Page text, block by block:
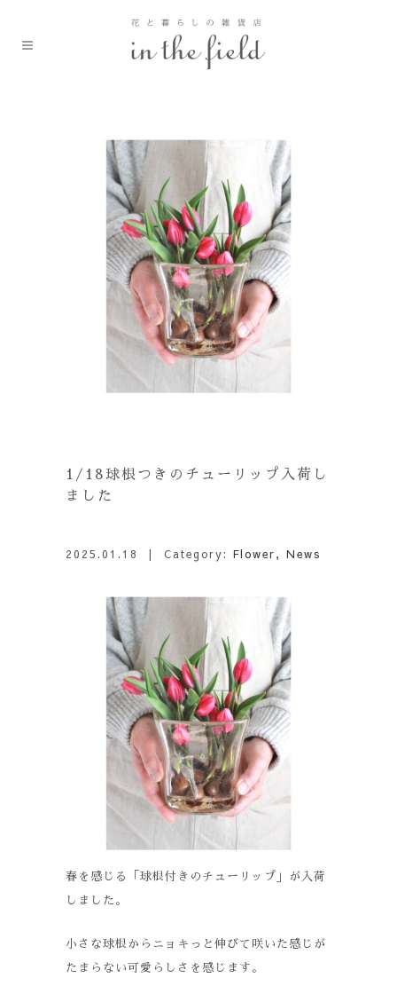
1/18球根つきのチューリップ入荷し
ました
2025.01.18 | Category: Flower, News
春を感じる「球根付きのチューリップ」が入荷
しました。
小さな球根からニョキっと伸びて咲いた感じが
たまらない可愛らしさを感じます。